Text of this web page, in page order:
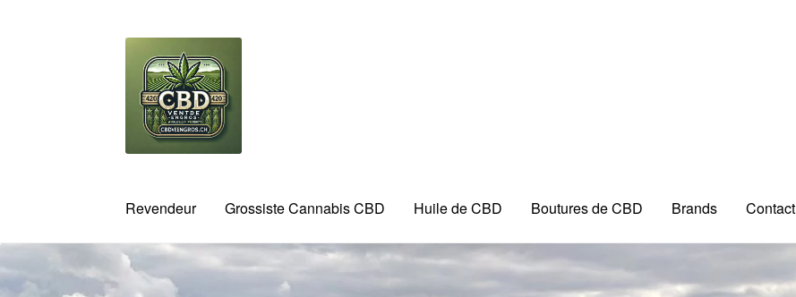
navigation
contenu
Revendeur Grossiste Cannabis CBD Huile de CBD Boutures de CBD Brands Contact